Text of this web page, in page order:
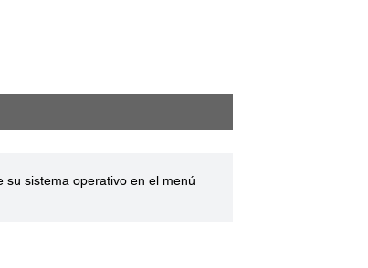
su sistema operativo en el menú